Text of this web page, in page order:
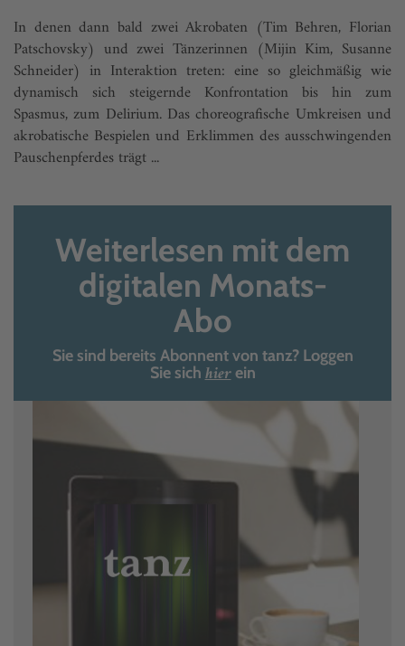
In denen dann bald zwei Akrobaten (Tim Behren, Florian
Patschovsky) und zwei Tänzerinnen (Mijin Kim, Susanne
Schneider) in Interaktion treten: eine so gleichmäßig wie
dynamisch sich steigernde Konfrontation bis hin zum
Spasmus, zum Delirium. Das choreografische Umkreisen und
akrobatische Bespielen und Erklimmen des ausschwingenden
Pauschenpferdes trägt ...
Weiterlesen mit dem
digitalen Monats-
Abo
Sie sind bereits Abonnent von tanz? Loggen
Sie sich hierein